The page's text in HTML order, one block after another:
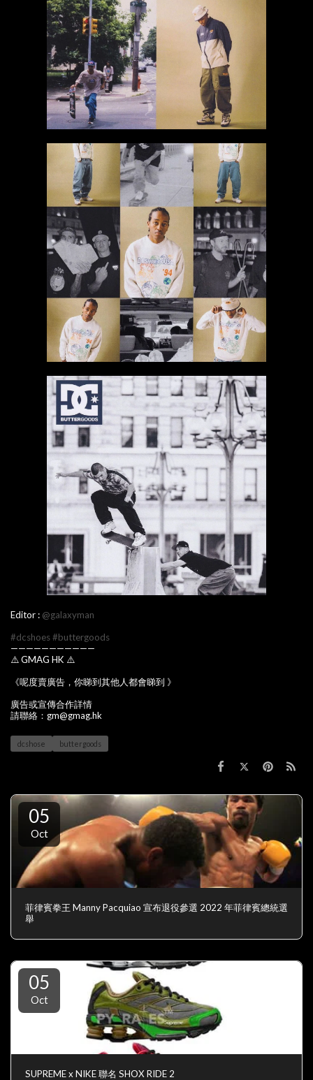
Editor : @galaxyman
#dcshoes#buttergoods
———————————
⚠️ GMAG HK ⚠️
《呢度賣廣告，你睇到其他人都會睇到 》
廣告或宣傳合作詳情
請聯絡：gm@gmag.hk
dcshose buttergoods
05
Oct
菲律賓拳王 Manny Pacquiao 宣布退役參選 2022 年菲律賓總統選
舉
05
Oct
SUPREME x NIKE 聯名 SHOX RIDE 2